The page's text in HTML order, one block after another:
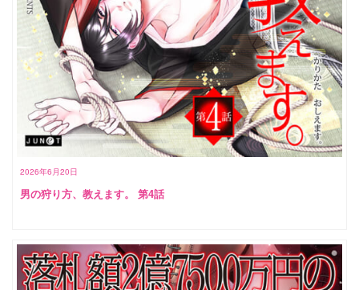
2026年6月20日
男の狩り方、教えます。 第4話